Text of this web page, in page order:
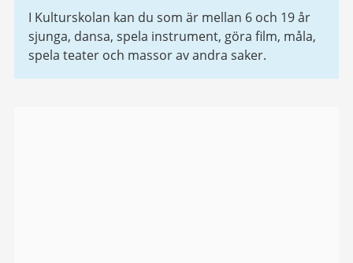
I Kulturskolan kan du som är mellan 6 och 19 år
sjunga, dansa, spela instrument, göra film, måla,
spela teater och massor av andra saker.